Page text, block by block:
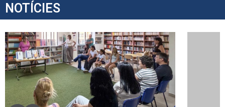
NOTÍCIES